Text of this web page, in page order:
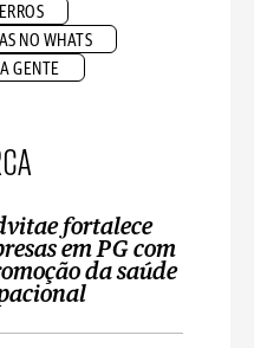
NO WHATS
GENTE
fortalece
em PG com
da saúde